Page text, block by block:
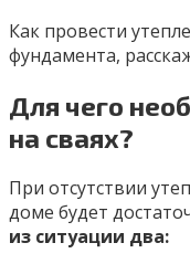
Как провести
фундамента,
Для чего
на сваях?
При отсутствии
доме будет
из ситуации два: